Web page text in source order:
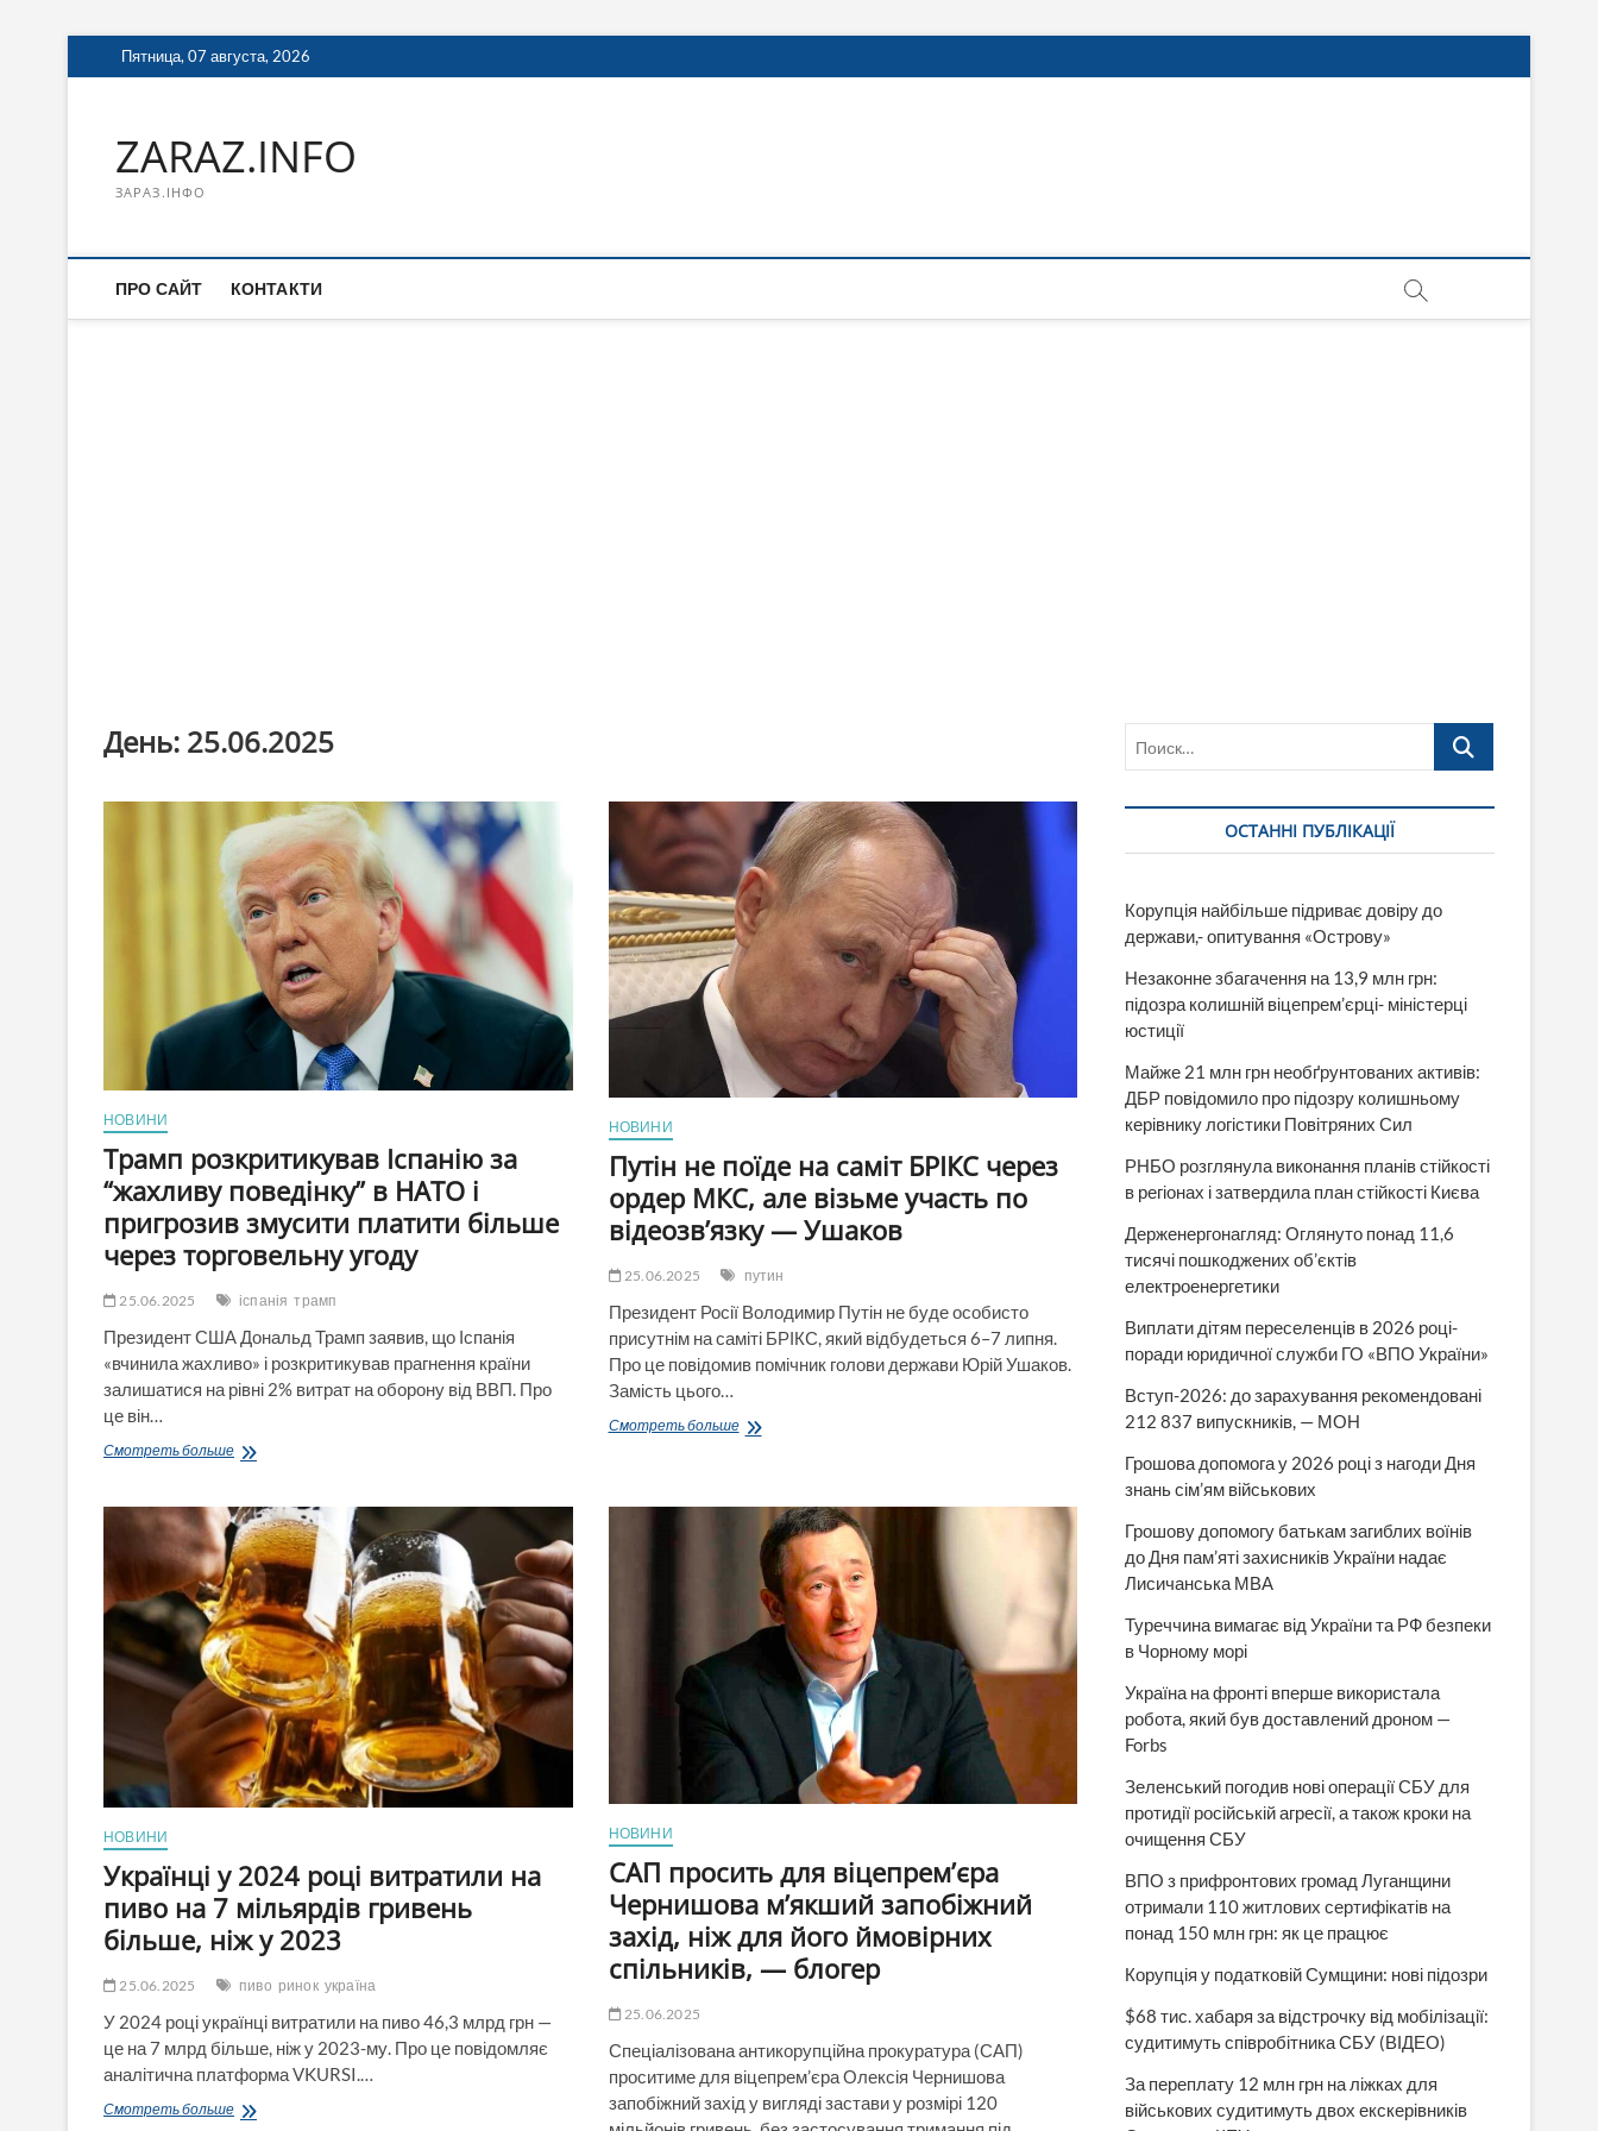
Перейти
к
Пятница, 07 августа, 2026
ZARAZ.INFO
ЗАРАЗ.ІНФО
ПРО САЙТ КОНТАКТИ
День: 25.06.2025
НОВИНИ
Трамп розкритикував Іспанію за
“жахливу поведінку” в НАТО і
пригрозив змусити платити більше
через торговельну угоду
25.06.2025 іспанія трамп
Президент США Дональд Трамп заявив, що Іспанія
«вчинила жахливо» і розкритикував прагнення країни
залишатися на рівні 2% витрат на оборону від ВВП. Про
це він…
Смотреть большеТрамп
за
“жахливу
поведінку”
в
НАТО
і
пригрозив
змусити
платити
більше
через
торговельну
угоду
НОВИНИ
Путін не поїде на саміт БРІКС через
ордер МКС, але візьме участь по
відеозв’язку — Ушаков
25.06.2025 путин
Президент Росії Володимир Путін не буде особисто
присутнім на саміті БРІКС, який відбудеться 6–7 липня.
Про це повідомив помічник голови держави Юрій Ушаков.
Замість цього…
Смотреть большеПутін
саміт
БРІКС
через
ордер
МКС,
візьме
відеозв’язку
Ушаков
НОВИНИ
Українці у 2024 році витратили на
пиво на 7 мільярдів гривень
більше, ніж у 2023
25.06.2025 пиво ринок україна
У 2024 році українці витратили на пиво 46,3 млрд грн —
це на 7 млрд більше, ніж у 2023-му. Про це повідомляє
аналітична платформа VKURSI.…
Смотреть большеУкраїнці
НОВИНИ
САП просить для віцепрем’єра
Чернишова м’якший запобіжний
захід, ніж для його ймовірних
спільників, — блогер
25.06.2025
Спеціалізована антикорупційна прокуратура (САП)
проситиме для віцепрем’єра Олексія Чернишова
запобіжний захід у вигляді застави у розмірі 120
Поиск…
ОСТАННІ ПУБЛІКАЦІЇ
Корупція найбільше підриває довіру до
держави,- опитування «Острову»
Незаконне збагачення на 13,9 млн грн:
підозра колишній віцепрем’єрці- міністерці
юстиції
Майже 21 млн грн необґрунтованих активів:
ДБР повідомило про підозру колишньому
керівнику логістики Повітряних Сил
РНБО розглянула виконання планів стійкості
в регіонах і затвердила план стійкості Києва
Держенергонагляд: Оглянуто понад 11,6
тисячі пошкоджених об’єктів
електроенергетики
Виплати дітям переселенців в 2026 році-
поради юридичної служби ГО «ВПО України»
Вступ-2026: до зарахування рекомендовані
212 837 випускників, — МОН
Грошова допомога у 2026 році з нагоди Дня
знань сім’ям військових
Грошову допомогу батькам загиблих воїнів
до Дня пам’яті захисників України надає
Лисичанська МВА
Туреччина вимагає від України та РФ безпеки
в Чорному морі
Україна на фронті вперше використала
робота, який був доставлений дроном —
Forbs
Зеленський погодив нові операції СБУ для
протидії російській агресії, а також кроки на
очищення СБУ
ВПО з прифронтових громад Луганщини
отримали 110 житлових сертифікатів на
понад 150 млн грн: як це працює
Корупція у податковій Сумщини: нові підозри
$68 тис. хабаря за відстрочку від мобілізації:
судитимуть співробітника СБУ (ВІДЕО)
За переплату 12 млн грн на ліжках для
військових судитимуть двох екскерівників